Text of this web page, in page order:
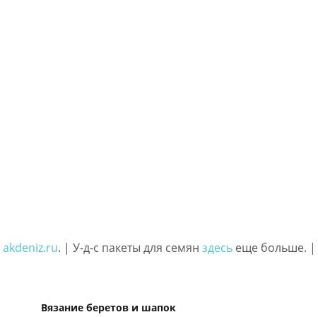
akdeniz.ru. | У-д-с пакеты для семян здесь еще больше. |
Вязание беретов и шапок